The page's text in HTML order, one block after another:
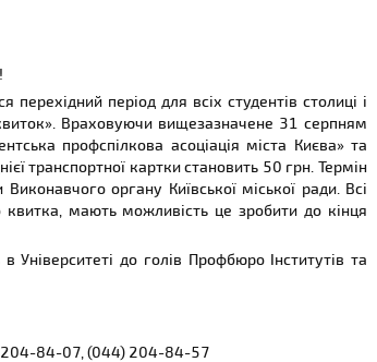
період для всіх студентів столиці і
Враховуючи вищезазначене 31 серпням
профспілкова асоціація міста Києва» та
транспортної картки становить 50 грн. Термін
органу Київської міської ради. Всі
мають можливість це зробити до кінця
до голів Профбюро Інститутів та
204-84-07, (044) 204-84-57